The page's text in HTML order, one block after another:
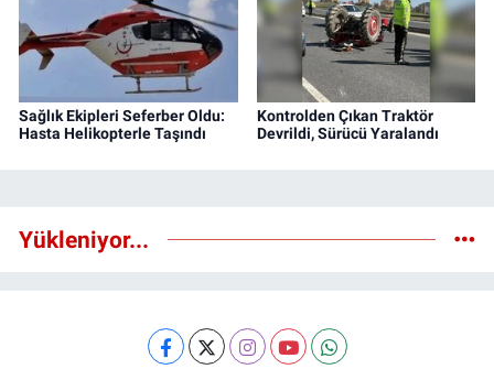
Sağlık Ekipleri Seferber Oldu:
Hasta Helikopterle Taşındı
Kontrolden Çıkan Traktör
Devrildi, Sürücü Yaralandı
Yükleniyor...